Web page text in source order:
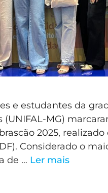
e estudantes da
MG)
2025,
Considerado o
de … Ler mais